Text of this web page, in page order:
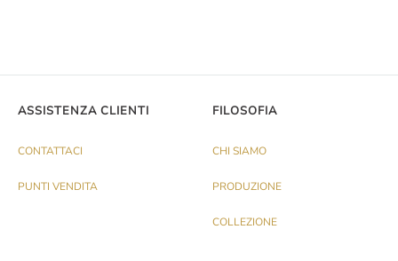
ASSISTENZA CLIENTI
CONTATTACI
PUNTI VENDITA
FILOSOFIA
CHI SIAMO
PRODUZIONE
COLLEZIONE